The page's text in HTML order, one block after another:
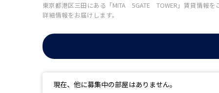
東京都港区三田にある「MITA 5GATE TOWER」賃貸情報
詳細情報をお届けします。
現在、他に募集中の部屋はありません。